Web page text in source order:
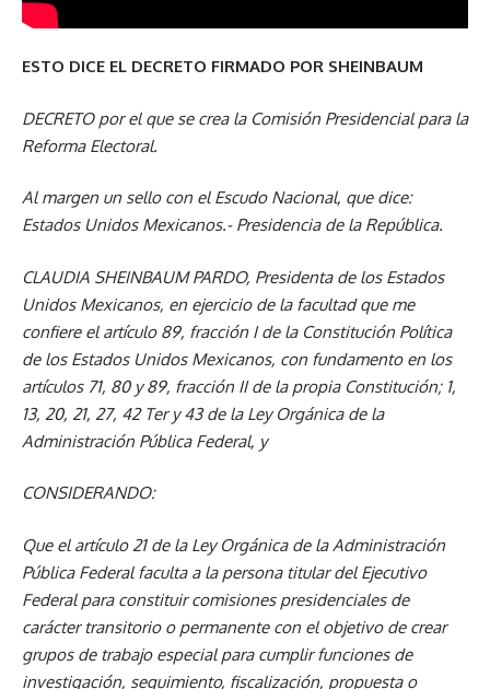
ESTO DICE EL DECRETO FIRMADO POR SHEINBAUM
DECRETOpor el que se crea la Comisión Presidencial para la
Reforma Electoral.
Al margen un sello con el Escudo Nacional, que dice:
Estados Unidos Mexicanos.- Presidencia de la República.
CLAUDIA SHEINBAUM PARDO, Presidenta de los Estados
Unidos Mexicanos, en ejercicio de la facultad que me
confiere el artículo 89, fracción I de la Constitución Política
de los Estados Unidos Mexicanos, con fundamento en los
artículos 71, 80 y 89, fracción II de la propia Constitución; 1,
13, 20, 21, 27, 42 Ter y 43 de la Ley Orgánica de la
Administración Pública Federal, y
CONSIDERANDO:
Que el artículo 21 de la Ley Orgánica de la Administración
Pública Federal faculta a la persona titular del Ejecutivo
Federal para constituir comisiones presidenciales de
carácter transitorio o permanente con el objetivo de crear
grupos de trabajo especial para cumplir funciones de
investigación, seguimiento, fiscalización, propuesta o